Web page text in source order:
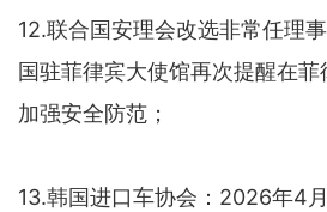
12.联合国安理会改选非常任理
国驻菲律宾大使馆再次提醒在
加强安全防范；
13.韩国进口车协会：2026年4